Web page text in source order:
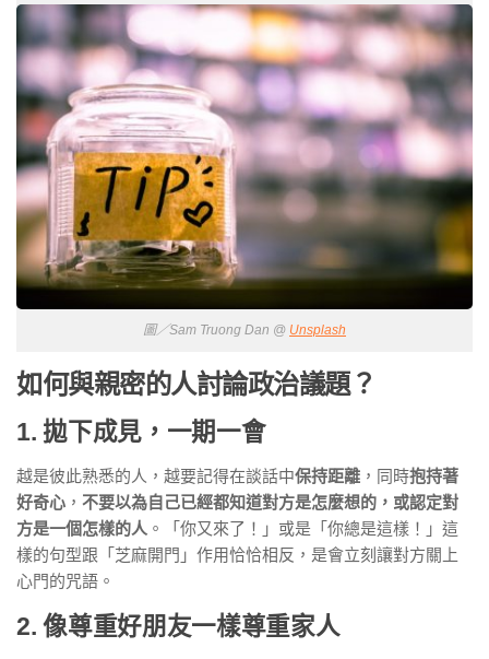
圖／Sam Truong Dan @ Unsplash
如何與親密的人討論政治議題？
1. 拋下成見，一期一會
越是彼此熟悉的人，越要記得在談話中保持距離 ，同時抱持著
好奇心 ， 不要以為自己已經都知道對方是怎麼想的，或認定對
方是一個怎樣的人 。「你又來了！」或是「你總是這樣！」這
樣的句型跟「芝麻開門」作用恰恰相反，是會立刻讓對方關上
心門的咒語。
2. 像尊重好朋友一樣尊重家人